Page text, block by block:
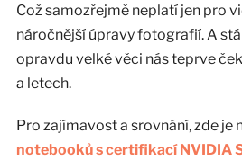
Což samozřejmě neplatí jen pro
náročnější úpravy fotografií. A
opravdu velké věci nás teprve
a letech.
Pro zajímavost a srovnání, zde je
notebooků s certifikací NVIDIA